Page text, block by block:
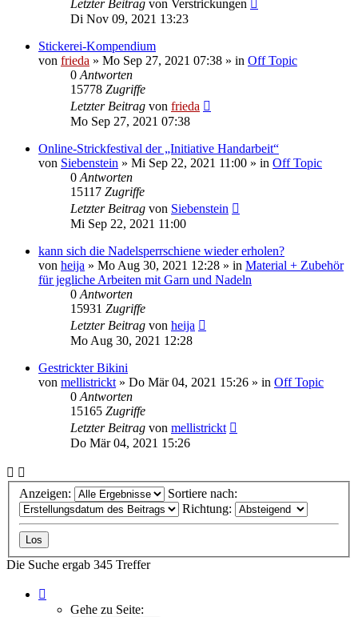
Letzter Beitrag von Verstrickungen
Di Nov 09, 2021 13:23
Stickerei-Kompendium
von frieda » Mo Sep 27, 2021 07:38 » in Off Topic
0 Antworten
15778 Zugriffe
Letzter Beitrag von frieda
Mo Sep 27, 2021 07:38
Online-Strickfestival der „Initiative Handarbeit“
von Siebenstein » Mi Sep 22, 2021 11:00 » in Off Topic
0 Antworten
15117 Zugriffe
Letzter Beitrag von Siebenstein
Mi Sep 22, 2021 11:00
kann sich die Nadelsperrschiene wieder erholen?
von heija » Mo Aug 30, 2021 12:28 » in Material + Zubehör
für jegliche Arbeiten mit Garn und Nadeln
0 Antworten
15931 Zugriffe
Letzter Beitrag von heija
Mo Aug 30, 2021 12:28
Gestrickter Bikini
von mellistrickt » Do Mär 04, 2021 15:26 » in Off Topic
0 Antworten
15165 Zugriffe
Letzter Beitrag von mellistrickt
Do Mär 04, 2021 15:26
Anzeigen:
Sortiere nach:
Richtung:
Die Suche ergab 345 Treffer
Gehe zu Seite: